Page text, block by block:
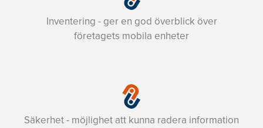
Inventering - ger en god överblick över
företagets mobila enheter
Säkerhet - möjlighet att kunna radera information